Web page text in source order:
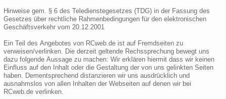
Hinweise gem. § 6 des Teledienstegesetzes (TDG) in der Fassung des
Gesetzes über rechtliche Rahmenbedingungen für den elektronischen
Geschäftsverkehr vom 20.12.2001
Ein Teil des Angebotes von RCweb.de ist auf Fremdseiten zu
verweisen/verlinken. Die derzeit geltende Rechssprechung bewegt uns
dazu folgende Aussage zu machen: Wir erklären hiermit dass wir keinen
Einfluss auf den Inhalt oder die Gestaltung der von uns gelinkten Seiten
haben. Dementsprechend distanzieren wir uns ausdrücklich und
ausnahmslos von allen Inhalten der Webseiten auf denen wir bei
RCweb.de verlinken.